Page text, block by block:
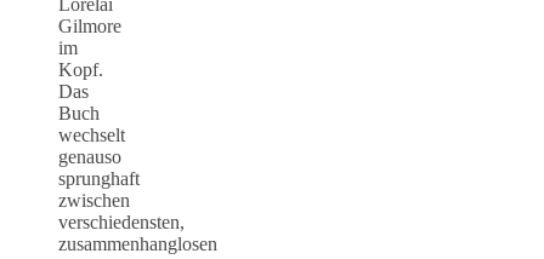
Gilmore
im
Kopf.
Das
Buch
wechselt
genauso
sprunghaft
zwischen
verschiedensten,
zusammenhanglosen